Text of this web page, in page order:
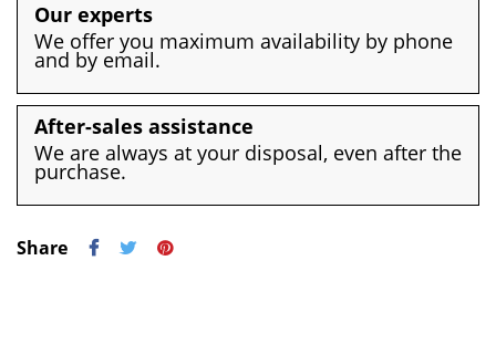
Our experts
We offer you maximum availability by phone
and by email.
After-sales assistance
We are always at your disposal, even after the
purchase.
Share